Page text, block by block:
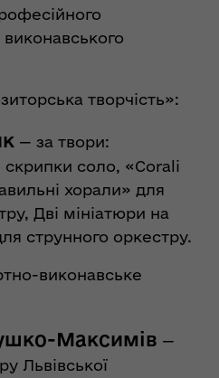
творчість»:
— за твори:
скрипки соло, «Corali
хорали» для
Дві мініатюри на
струнного оркестру.
виконавське
Максимів —
Львівської